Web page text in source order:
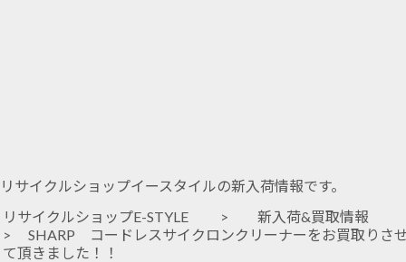
リサイクルショップイースタイルの新入荷情報です。
リサイクルショップE-STYLE
> 新入荷&買取情報
> SHARP コードレスサイクロンクリーナーをお買取りさ
て頂きました！！